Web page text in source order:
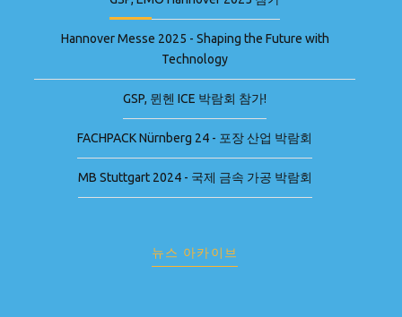
Hannover Messe 2025 - Shaping the Future with
Technology
GSP, 뮌헨 ICE 박람회 참가!
FACHPACK Nürnberg 24 - 포장 산업 박람회
MB Stuttgart 2024 - 국제 금속 가공 박람회
뉴스 아카이브